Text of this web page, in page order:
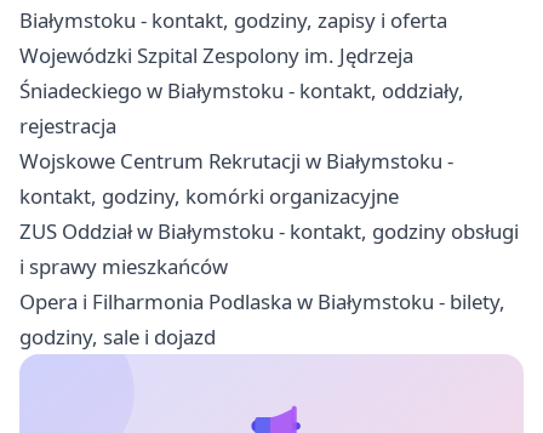
Białymstoku - kontakt, godziny, zapisy i oferta
Wojewódzki Szpital Zespolony im. Jędrzeja
Śniadeckiego w Białymstoku - kontakt, oddziały,
rejestracja
Wojskowe Centrum Rekrutacji w Białymstoku -
kontakt, godziny, komórki organizacyjne
ZUS Oddział w Białymstoku - kontakt, godziny obsługi
i sprawy mieszkańców
Opera i Filharmonia Podlaska w Białymstoku - bilety,
godziny, sale i dojazd